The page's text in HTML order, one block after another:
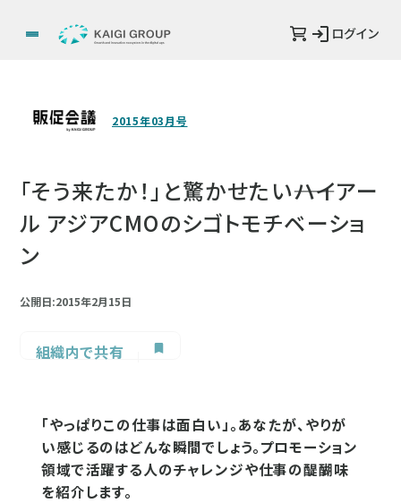
ログイン
2015年03月号
「そう来たか！」と驚かせたい――ハイアー
ル アジアCMOのシゴトモチベーショ
ン
公開日:2015年2月15日
組織内で共有
「やっぱりこの仕事は面白い」。あなたが、やりが
い感じるのはどんな瞬間でしょう。プロモーション
領域で活躍する人のチャレンジや仕事の醍醐味
を紹介します。